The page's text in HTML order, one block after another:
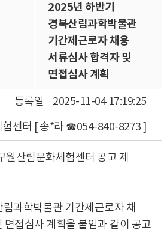
2025년 하반기
경북산림과학박물관
기간제근로자 채용
서류심사 합격자 및
면접심사 계획
등록일
2025-11-04 17:19:25
험센터 [ 송*라 ☎054-840-8273 ]
산림문화체험센터 공고 제
과학박물관 기간제근로자 채
면접심사 계획을 붙임과 같이 공고